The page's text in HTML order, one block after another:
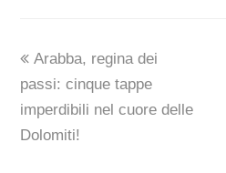
previous
post:
Arabba, regina dei
passi: cinque tappe
imperdibili nel cuore delle
Dolomiti!